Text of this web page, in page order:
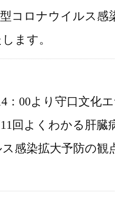
コロナウイルス感
ます。
：00より守口文化
回よくわかる肝臓
感染拡大予防の観